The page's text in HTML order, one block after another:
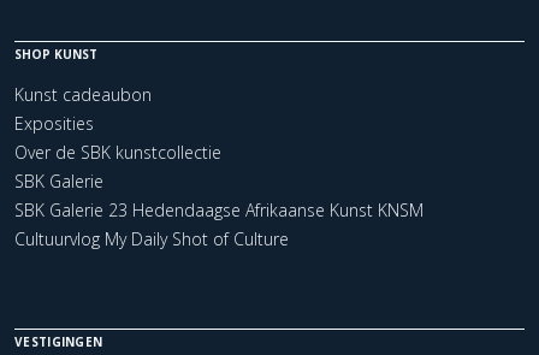
SHOP KUNST
Kunst cadeaubon
Exposities
Over de SBK kunstcollectie
SBK Galerie
SBK Galerie 23 Hedendaagse Afrikaanse Kunst KNSM
Cultuurvlog My Daily Shot of Culture
VESTIGINGEN